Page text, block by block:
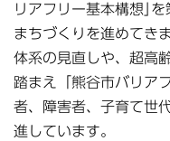
リアフリー基本構想｣
まちづくりを進めてき
体系の見直しや、超高
踏まえ「熊谷市バリア
者、障害者、子育て世
進しています。